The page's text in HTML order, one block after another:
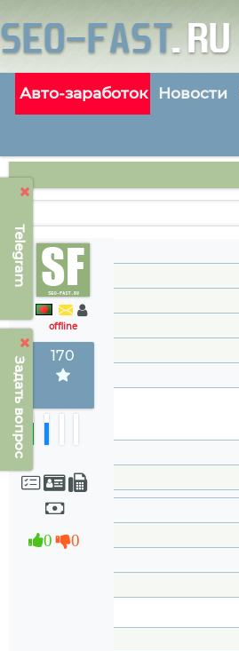
Telegram
Задать вопрос
Авто-заработок Новости
offline
170
0 0